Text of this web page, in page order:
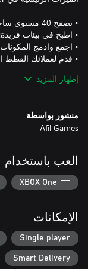
طهو!
إظهار المزيد
منشور بواسطة
Afil Games
العب باستخدام
XBOX One
الإمكانات
Single player
Smart Delivery